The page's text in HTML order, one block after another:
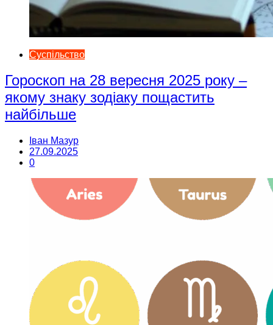
Суспільство
Гороскоп на 28 вересня 2025 року –
якому знаку зодіаку пощастить
найбільше
Іван Мазур
27.09.2025
0